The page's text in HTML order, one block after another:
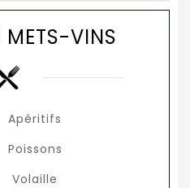
VINS
Apéritifs
Poissons
Volaille